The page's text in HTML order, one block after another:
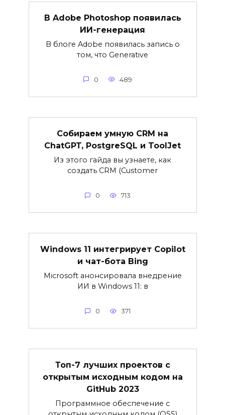
В Adobe Photoshop появилась
ИИ-генерация
В блоге Adobe появилась запись о
том, что Generative
0 489
Собираем умную CRM на
ChatGPT, PostgreSQL и ToolJet
Из этого гайда вы узнаете, как
создать CRM (Customer
0 713
Windows 11 интегрирует Copilot
и чат-бота Bing
Microsoft анонсировала внедрение
ИИ в Windows 11: в
0 371
Топ-7 лучших проектов с
открытым исходным кодом на
GitHub 2023
Программное обеспечение с